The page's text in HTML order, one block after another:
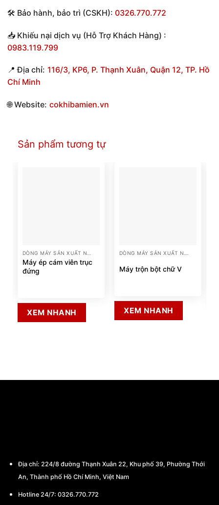
🛠 Bảo hành, bảo trì (CSKH): 0326.770.772
📥 Khiếu nại dịch vụ (Hỗ Trợ Khách Hàng) :
0983.119.799
📍 Địa chỉ: 116/3, KP6, P. Thạnh Xuân, Quận 12, TP. Hồ
Chí Minh
🌐 Website: cokhibamien.vn
Sản phẩm tương tự
Máy ép cám viên trục
đứng
XEM NHANH
Máy trộn bột chữ V
XEM NHANH
Địa chỉ: 224/8 đường Thạnh Xuân 22, Khu phố 39, Phường Thới
An, Thành phố Hồ Chí Minh, Việt Nam
Hotline 24/7: 0326.770.772